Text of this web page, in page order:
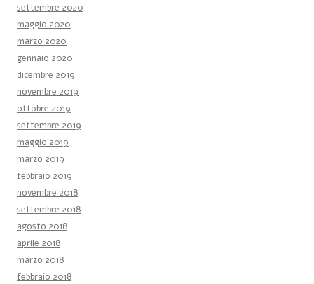
settembre 2020
maggio 2020
marzo 2020
gennaio 2020
dicembre 2019
novembre 2019
ottobre 2019
settembre 2019
maggio 2019
marzo 2019
febbraio 2019
novembre 2018
settembre 2018
agosto 2018
aprile 2018
marzo 2018
febbraio 2018